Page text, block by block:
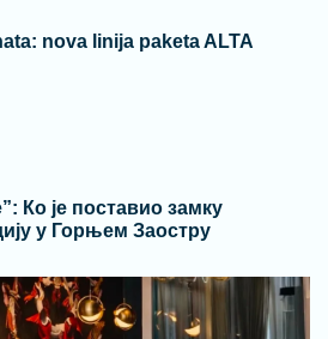
nova linija paketa ALTA
Ко је поставио замку
у Горњем Заостру